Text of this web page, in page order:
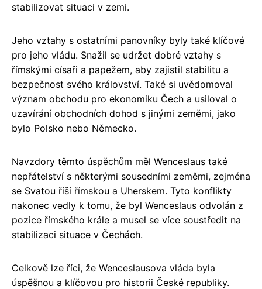
stabilizovat situaci v zemi.
Jeho vztahy s ostatními panovníky byly také klíčové
pro jeho vládu. Snažil se udržet dobré vztahy s
římskými císaři a papežem, aby zajistil stabilitu a
bezpečnost svého království. Také si uvědomoval
význam obchodu pro ekonomiku Čech a usiloval o
uzavírání obchodních dohod s jinými zeměmi, jako
bylo Polsko nebo Německo.
Navzdory těmto úspěchům měl Wenceslaus také
nepřátelství s některými sousedními zeměmi, zejména
se Svatou říší římskou a Uherskem. Tyto konflikty
nakonec vedly k tomu, že byl Wenceslaus odvolán z
pozice římského krále a musel se více soustředit na
stabilizaci situace v Čechách.
Celkově lze říci, že Wenceslausova vláda byla
úspěšnou a klíčovou pro historii České republiky.